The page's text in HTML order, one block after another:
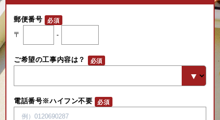
郵便番号
〒
-
ご希望の工事内容は？
電話番号※ハイフン不要